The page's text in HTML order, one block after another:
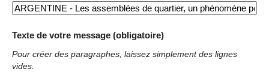
Texte de votre message (obligatoire)
Pour créer des paragraphes, laissez simplement des lignes
vides.